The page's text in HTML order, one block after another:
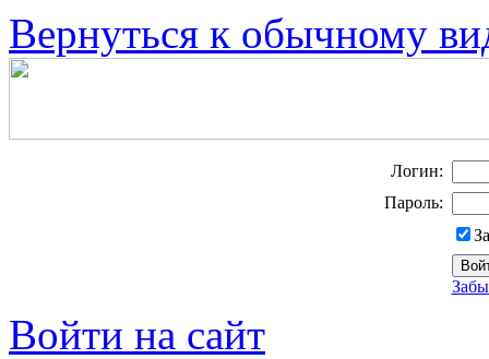
Вернуться к обычному
Логин:
Пароль:
Войти на сайт